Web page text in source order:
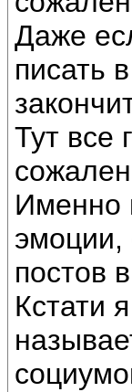
Даже
писать
Тут все
Именно
эмоции,
постов
Кстати